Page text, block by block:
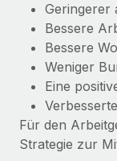
Mobilität und
Mühelose
Benefits
Mühelose
Wellness-
Mehr
BLOG
Neues zu
Gusto und
Plus
Auch im neuen
aller Größen
Geringerer
Bessere
Bessere
Weniger
Eine
Für den
Strategie zur